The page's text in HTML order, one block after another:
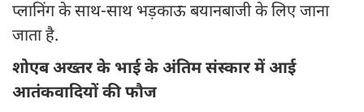
प्लानिंग के साथ-साथ भड़काऊ बयानबाजी के लिए जाना
जाता है.
शोएब अख्तर के भाई के अंतिम संस्कार में आई
आतंकवादियों की फौज